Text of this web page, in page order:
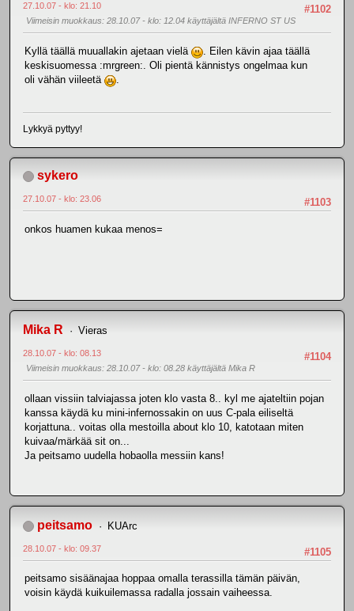
#1102
27.10.07 - klo: 21.10
Viimeisin muokkaus: 28.10.07 - klo: 12.04 käyttäjältä INFERNO ST US
Kyllä täällä muuallakin ajetaan vielä
. Eilen kävin ajaa täällä
keskisuomessa :mrgreen:. Oli pientä kännistys ongelmaa kun
oli vähän viileetä
Lykkyä pyttyy!
sykero
#1103
27.10.07 - klo: 23.06
onkos huamen kukaa menos=
Mika R Vieras
#1104
28.10.07 - klo: 08.13
Viimeisin muokkaus: 28.10.07 - klo: 08.28 käyttäjältä Mika R
ollaan vissiin talviajassa joten klo vasta 8.. kyl me ajateltiin pojan
kanssa käydä ku mini-infernossakin on uus C-pala eiliseltä
korjattuna.. voitas olla mestoilla about klo 10, katotaan miten
kuivaa/märkää sit on...
Ja peitsamo uudella hobaolla messiin kans!
peitsamo KUArc
#1105
28.10.07 - klo: 09.37
peitsamo sisäänajaa hoppaa omalla terassilla tämän päivän,
voisin käydä kuikuilemassa radalla jossain vaiheessa.